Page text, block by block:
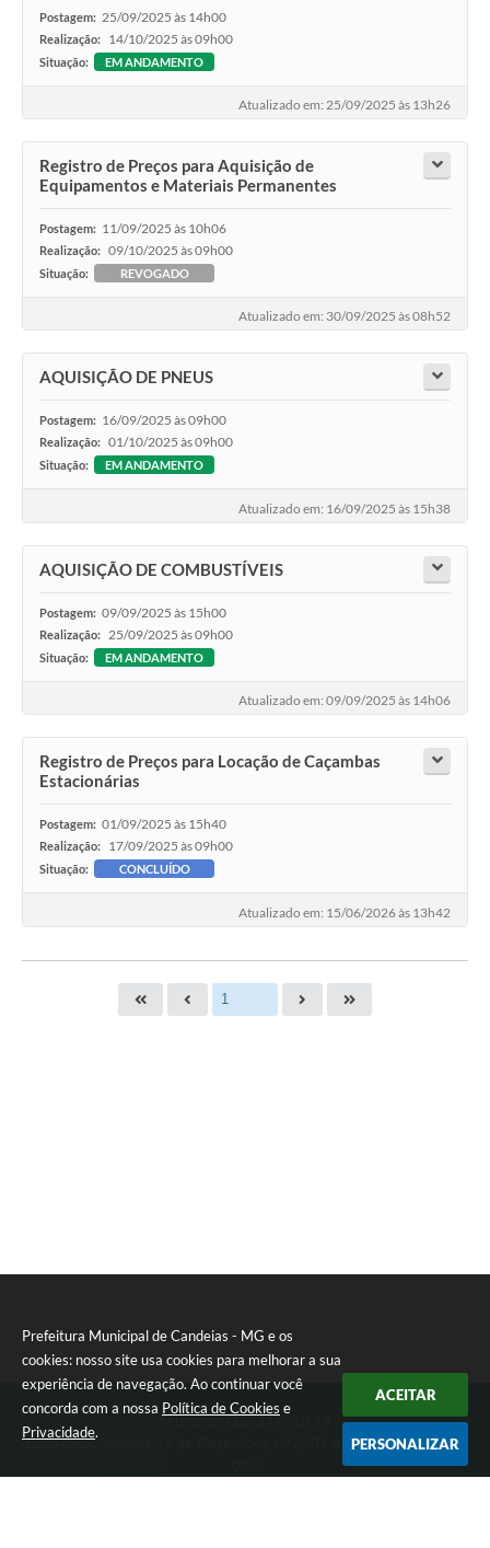
Prefeitura Municipal de Candeias - MG e os
cookies: nosso site usa cookies para melhorar a sua
experiência de navegação. Ao continuar você
concorda com a nossa Política de Cookies e
Privacidade.
ACEITAR
PERSONALIZAR
Postagem: 25/09/2025 às 14h00
Realização: 14/10/2025 às 09h00
Situação: EM ANDAMENTO
Atualizado em: 25/09/2025 às 13h26
Registro de Preços para Aquisição de
Equipamentos e Materiais Permanentes
Postagem: 11/09/2025 às 10h06
Realização: 09/10/2025 às 09h00
Situação: REVOGADO
Atualizado em: 30/09/2025 às 08h52
AQUISIÇÃO DE PNEUS
Postagem: 16/09/2025 às 09h00
Realização: 01/10/2025 às 09h00
Situação: EM ANDAMENTO
Atualizado em: 16/09/2025 às 15h38
AQUISIÇÃO DE COMBUSTÍVEIS
Postagem: 09/09/2025 às 15h00
Realização: 25/09/2025 às 09h00
Situação: EM ANDAMENTO
Atualizado em: 09/09/2025 às 14h06
Registro de Preços para Locação de Caçambas
Estacionárias
Postagem: 01/09/2025 às 15h40
Realização: 17/09/2025 às 09h00
Situação: CONCLUÍDO
Atualizado em: 15/06/2026 às 13h42
Telefone: (35) 3475-0119
Endereço: Avenida 17 de Dezembro, nº 240 Centro | CEP: 37280-